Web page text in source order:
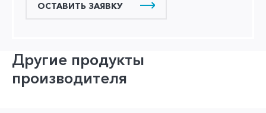
ОСТАВИТЬ ЗАЯВКУ
Другие продукты
производителя